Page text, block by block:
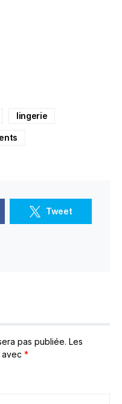
lingerie
Tweet
pas publiée. Les
avec *